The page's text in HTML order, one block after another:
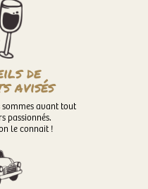
de
avisés
sommes avant tout
passionnés.
le connait !